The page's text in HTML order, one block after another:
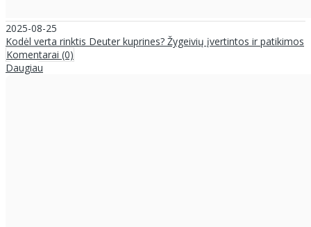
2025-08-25
Kodėl verta rinktis Deuter kuprines? Žygeivių įvertintos ir patikimos
Komentarai (0)
Daugiau